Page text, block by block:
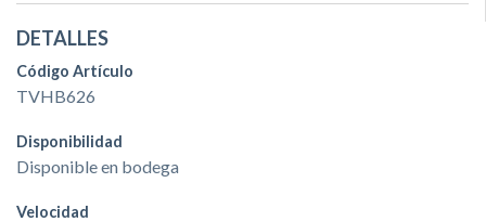
DETALLES
Código Artículo
TVHB626
Disponibilidad
Disponible en bodega
Velocidad